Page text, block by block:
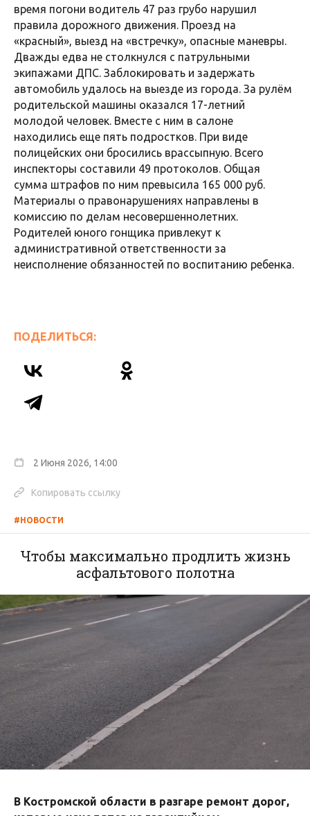
время погони водитель 47 раз грубо нарушил
правила дорожного движения. Проезд на
«красный», выезд на «встречку», опасные маневры.
Дважды едва не столкнулся с патрульными
экипажами ДПС. Заблокировать и задержать
автомобиль удалось на выезде из города. За рулём
родительской машины оказался 17-летний
молодой человек. Вместе с ним в салоне
находились еще пять подростков. При виде
полицейских они бросились врассыпную. Всего
инспекторы составили 49 протоколов. Общая
сумма штрафов по ним превысила 165 000 руб.
Материалы о правонарушениях направлены в
комиссию по делам несовершеннолетних.
Родителей юного гонщика привлекут к
административной ответственности за
неисполнение обязанностей по воспитанию ребенка.
ПОДЕЛИТЬСЯ:
2 Июня 2026, 14:00
Копировать ссылку
#НОВОСТИ
Чтобы максимально продлить жизнь
асфальтового полотна
В Костромской области в разгаре ремонт дорог,